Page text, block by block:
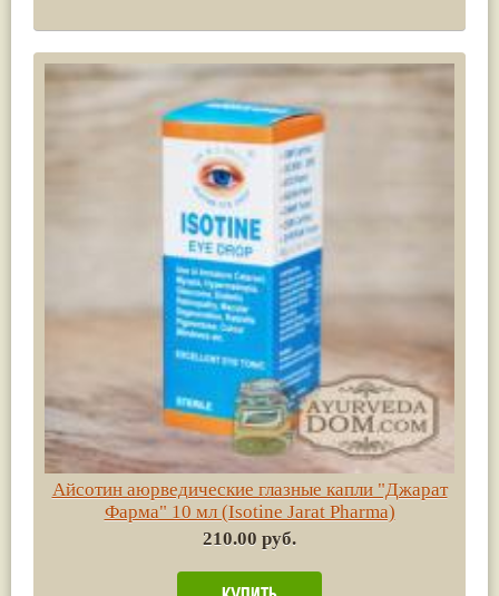
Айсотин аюрведические глазные капли "Джарат
Фарма" 10 мл (Isotine Jarat Pharma)
210.00 руб.